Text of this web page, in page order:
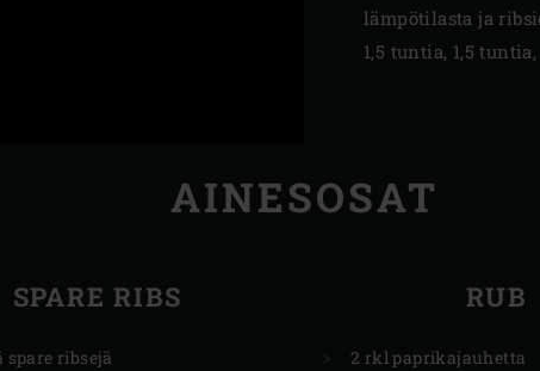
lämpötilasta ja
1,5 tuntia, 1,5
AINESOSAT
SPARE RIBS
spare ribsejä
RUB
2 rkl paprikajauhetta